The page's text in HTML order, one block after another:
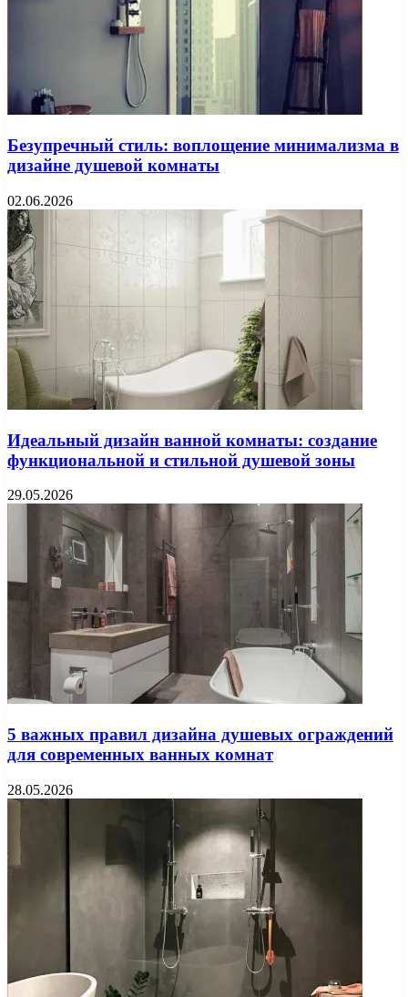
Безупречный стиль: воплощение минимализма в
дизайне душевой комнаты
02.06.2026
Идеальный дизайн ванной комнаты: создание
функциональной и стильной душевой зоны
29.05.2026
5 важных правил дизайна душевых ограждений
для современных ванных комнат
28.05.2026